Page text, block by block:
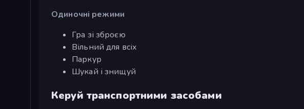
Одиночні режими
Гра зі зброєю
Вільний для всіх
Паркур
Шукай і знищуй
Керуй транспортними засобами